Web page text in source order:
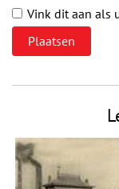
Vink dit aan als